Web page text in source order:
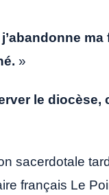
»
le diocèse,
sacerdotale
français Le